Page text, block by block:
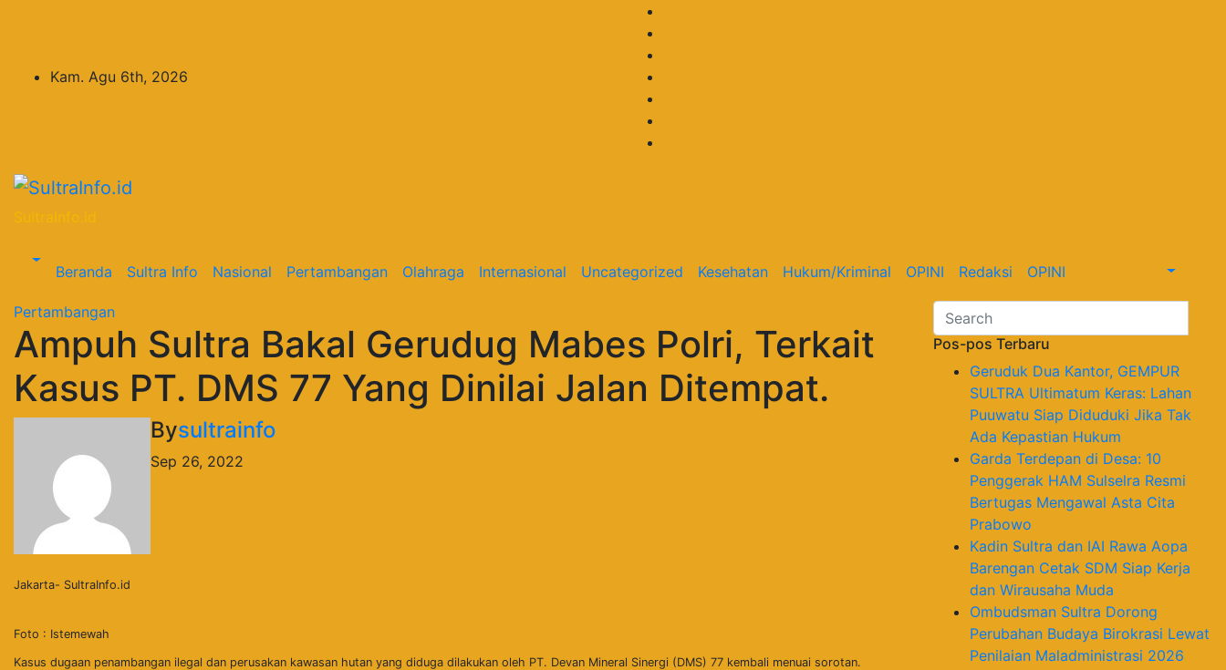
Kam. Agu 6th, 2026
SultraInfo.id
Beranda Sultra Info Nasional Pertambangan Olahraga Internasional Uncategorized Kesehatan Hukum/Kriminal OPINI Redaksi OPINI
Pertambangan
Ampuh Sultra Bakal Gerudug Mabes Polri, Terkait
Kasus PT. DMS 77 Yang Dinilai Jalan Ditempat.
Bysultrainfo
Sep 26, 2022
Jakarta- SultraInfo.id
Foto : Istemewah
Kasus dugaan penambangan ilegal dan perusakan kawasan hutan yang diduga dilakukan oleh PT. Devan Mineral Sinergi (DMS) 77 kembali menuai sorotan.
Pos-pos Terbaru
Geruduk Dua Kantor, GEMPUR
SULTRA Ultimatum Keras: Lahan
Puuwatu Siap Diduduki Jika Tak
Ada Kepastian Hukum
Garda Terdepan di Desa: 10
Penggerak HAM Sulselra Resmi
Bertugas Mengawal Asta Cita
Prabowo
Kadin Sultra dan IAI Rawa Aopa
Barengan Cetak SDM Siap Kerja
dan Wirausaha Muda
Ombudsman Sultra Dorong
Perubahan Budaya Birokrasi Lewat
Penilaian Maladministrasi 2026